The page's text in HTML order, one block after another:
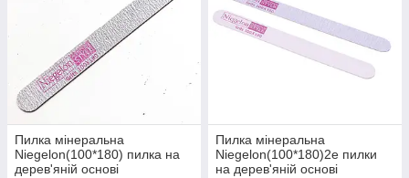
Пилка мінеральна
Niegelon(100*180) пилка на
дерев'яній основі
Пилка мінеральна
Niegelon(100*180)2е пилки
на дерев'яній основі